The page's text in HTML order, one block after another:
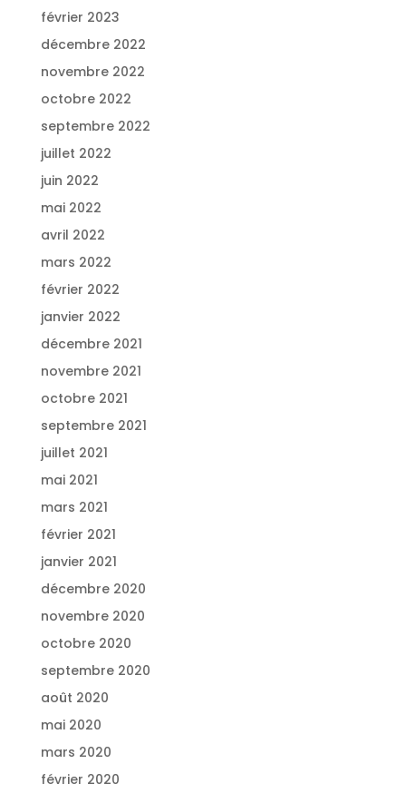
février 2023
décembre 2022
novembre 2022
octobre 2022
septembre 2022
juillet 2022
juin 2022
mai 2022
avril 2022
mars 2022
février 2022
janvier 2022
décembre 2021
novembre 2021
octobre 2021
septembre 2021
juillet 2021
mai 2021
mars 2021
février 2021
janvier 2021
décembre 2020
novembre 2020
octobre 2020
septembre 2020
août 2020
mai 2020
mars 2020
février 2020